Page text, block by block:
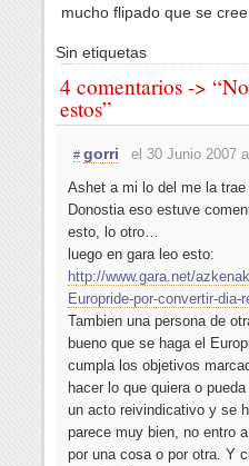
mucho flipado que se
Sin etiquetas
4 comentarios ->
estos”
# gorri
el 30 Junio 2007
Ashet a mi lo del me la
Donostia eso estuve
esto, lo otro…
luego en gara leo esto:
http://www.gara.net/
Europride-por-convertir-dia-
Tambien una persona de
bueno que se haga el
cumpla los objetivos
hacer lo que quiera o
un acto reivindicativo y se
parece muy bien, no entro
por una cosa o por otra. Y